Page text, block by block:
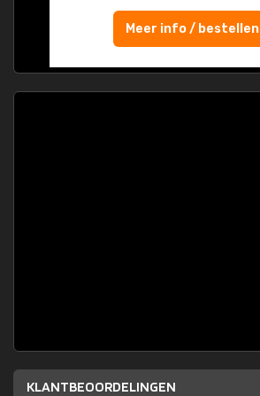
Meer info / bestellen
KLANTBEOORDELINGEN